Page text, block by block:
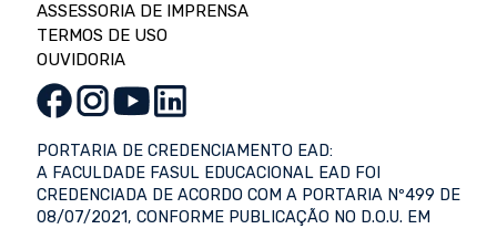
ASSESSORIA DE IMPRENSA
TERMOS DE USO
OUVIDORIA
PORTARIA DE CREDENCIAMENTO EAD:
A FACULDADE FASUL EDUCACIONAL EAD FOI
CREDENCIADA DE ACORDO COM A PORTARIA Nº499 DE
08/07/2021, CONFORME PUBLICAÇÃO NO D.O.U. EM